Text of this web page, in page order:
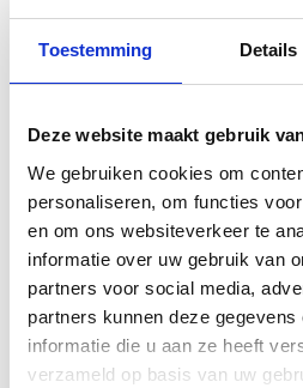
Toestemming Details
Deze website maakt gebruik
We gebruiken cookies om
personaliseren, om functies
en om ons websiteverkeer te
informatie over uw gebruik van
partners voor social media,
partners kunnen deze
informatie die u aan ze heeft
verzameld op basis van uw
Robuuste bodypack-
gitaar of bas
Compact, licht en duurzaam: de
zender is heel eenvoudig aan je
De zender werkt tot 25 uur lang
batterijen, die je in enkele
middenin een optreden. Met
selectieknoppen kun je het
vanuit je speelpositie. En omdat
standaardkabel (meegeleverd)
aangesloten, werkt hij met bijna
mogelijk om extra WL-60T units